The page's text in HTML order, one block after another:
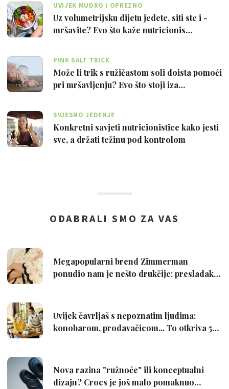
UVIJEK MUDRO I OPREZNO
Uz volumetrijsku dijetu jedete, siti ste i -
mršavite? Evo što kaže nutricionis…
PINK SALT TRICK
Može li trik s ružičastom soli doista pomoći
pri mršavljenju? Evo što stoji iza…
SVJESNO JEDENJE
Konkretni savjeti nutricionistice kako jesti
sve, a držati težinu pod kontrolom